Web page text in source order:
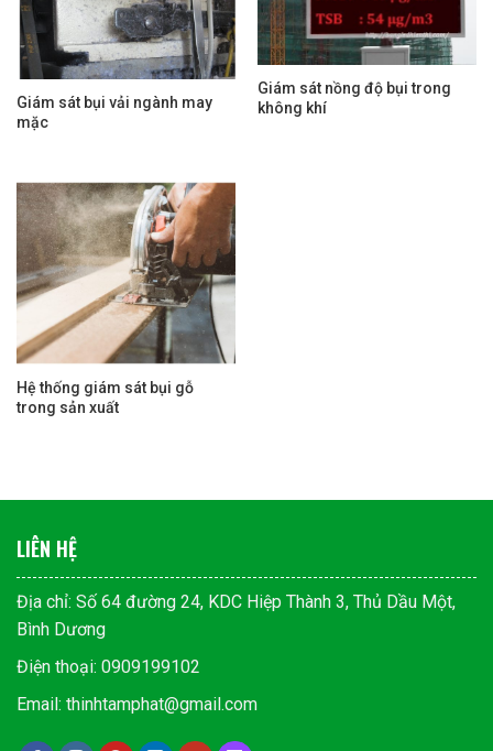
Giám sát bụi vải ngành may
mặc
Giám sát nồng độ bụi trong
không khí
Hệ thống giám sát bụi gỗ
trong sản xuất
LIÊN HỆ
Địa chỉ: Số 64 đường 24, KDC Hiệp Thành 3, Thủ Dầu Một,
Bình Dương
Điện thoại: 0909199102
Email: thinhtamphat@gmail.com